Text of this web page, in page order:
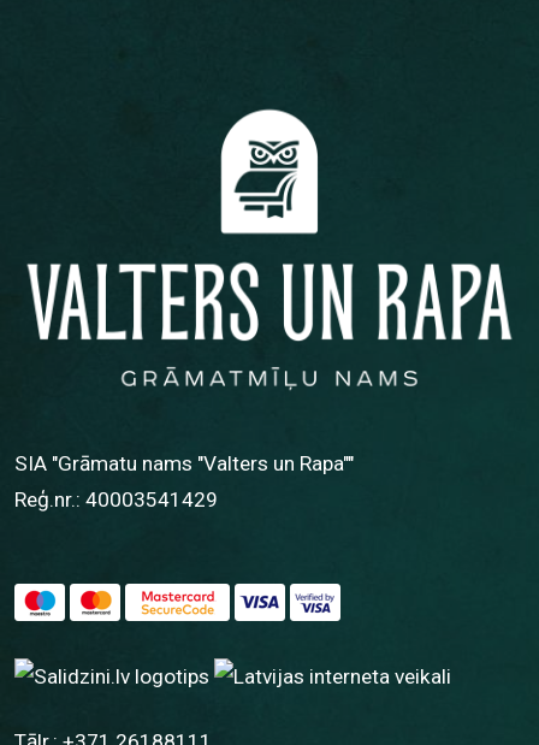
SIA "Grāmatu nams "Valters un Rapa""
Reģ.nr.: 40003541429